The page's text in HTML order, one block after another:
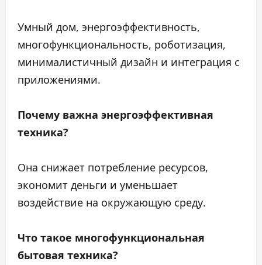
Умный дом, энергоэффективность,
многофункциональность, роботизация,
минималистичный дизайн и интеграция с
приложениями.
Почему важна энергоэффективная
техника?
Она снижает потребление ресурсов,
экономит деньги и уменьшает
воздействие на окружающую среду.
Что такое многофункциональная
бытовая техника?